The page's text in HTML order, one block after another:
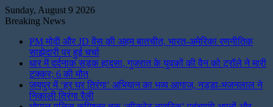
Sunday, August 9 2026
Breaking News
PM मोदी और JD वेंस की अहम बातचीत, भारत-अमेरिका रणनीतिक
साझेदारी पर हुई चर्चा
धार में दर्दनाक सड़क हादसा, गुजरात के युवकों की वैन को ट्रॉले ने मारी
टक्कर; 6 की मौत
जयपुर में ‘हर घर तिरंगा’ अभियान का भव्य आगाज, नड्डा-भजनलाल ने
निकाली तिरंगा रैली